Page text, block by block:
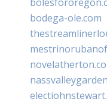
bodega-ole.com